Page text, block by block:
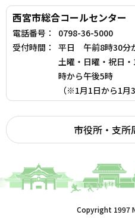
西宮市総合コールセンター
電話番号：
0798-36-5000
受付時間：
平日 午前8時30分
土曜・日曜・祝日
時から午後5時
（※1月1日から1月
市役所・支所
Copyright 1997